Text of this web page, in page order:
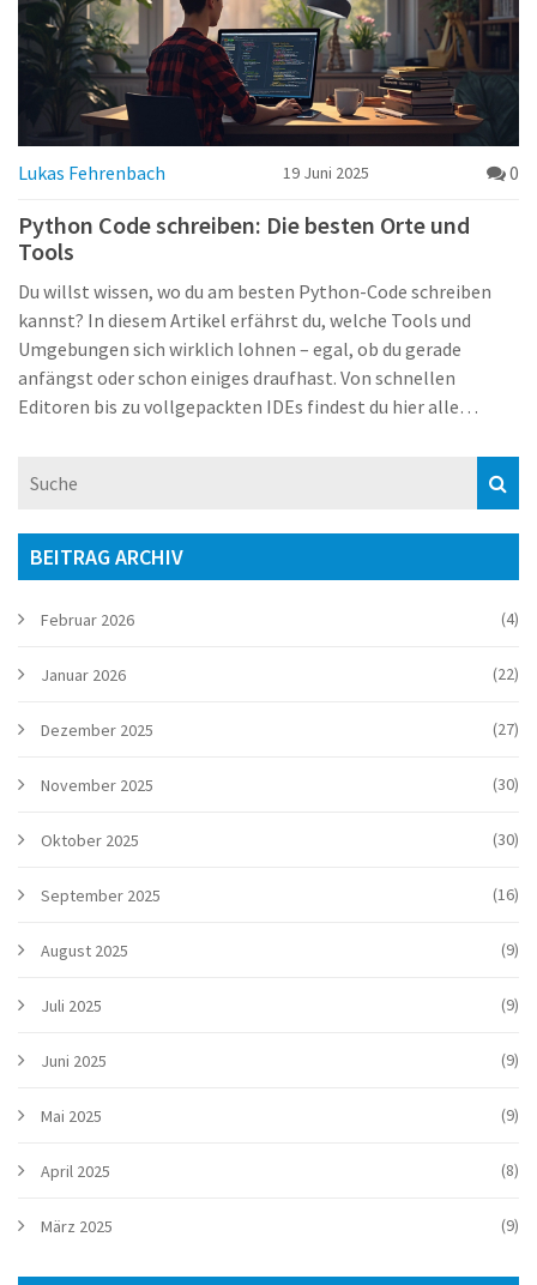
Lukas Fehrenbach 19 Juni 2025 0
Python Code schreiben: Die besten Orte und
Tools
Du willst wissen, wo du am besten Python-Code schreiben
kannst? In diesem Artikel erfährst du, welche Tools und
Umgebungen sich wirklich lohnen – egal, ob du gerade
anfängst oder schon einiges draufhast. Von schnellen
Editoren bis zu vollgepackten IDEs findest du hier alle
Beispiele, damit du gleich loslegen kannst. Du lernst auch,
was Profi-Programmierer bei ihrer Wahl beachten.
BEITRAG ARCHIV
Februar 2026 (4)
Januar 2026 (22)
Dezember 2025 (27)
November 2025 (30)
Oktober 2025 (30)
September 2025 (16)
August 2025 (9)
Juli 2025 (9)
Juni 2025 (9)
Mai 2025 (9)
April 2025 (8)
März 2025 (9)